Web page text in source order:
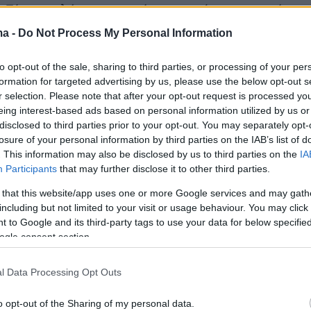
- Do Not Process My Personal Information
opt-out of the sale, sharing to third parties, or processing of your
for targeted advertising by us, please use the below opt-out
selection. Please note that after your opt-out request is processed
interest-based ads based on personal information utilized by us
to third parties prior to your opt-out. You may separately
of your personal information by third parties on the IAB’s list of
This information may also be disclosed by us to third parties on the
Participants that may further disclose it to other third parties.
that this website/app uses one or more Google services and may
but not limited to your visit or usage behaviour. You may
to Google and its third-party tags to use your data for below
consent section.
Data Processing Opt Outs
opt-out of the Sharing of my personal data.
Είμαι πολύ συγκινημένος για όσα καταφέρει
Έχουμε λάβει πάρα πολλή αγάπη και πολλά
Πήραμε ρίσκο με το συγκεκριμένο
με μία πρόταση. Ελπίζαμε ότι θα είναι
η αποδοχή. Δεν πειράζει,